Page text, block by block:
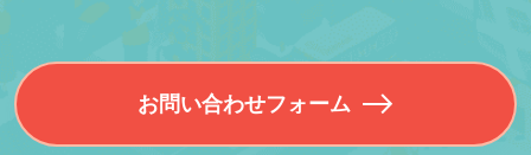
お問い合わせフォーム